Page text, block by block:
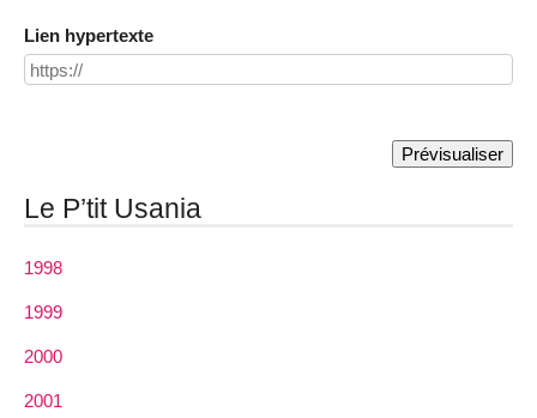
Lien hypertexte
Le P’tit Usania
1998
1999
2000
2001